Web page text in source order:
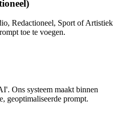
Redactioneel, Sport of Artistiek
toe te voegen.
Ons systeem maakt binnen
geoptimaliseerde prompt.